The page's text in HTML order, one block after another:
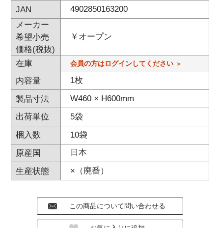
JAN
4902850163200
メーカー
希望小売
価格(税抜)
￥オープン
在庫 会員の方はログインしてください
内容量
1枚
製品寸法
W460 × H600mm
出荷単位
5袋
梱入数
10袋
原産国
日本
生産状態
×（廃番）